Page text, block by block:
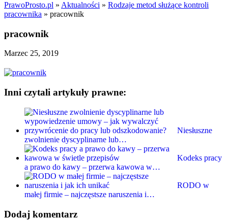
PrawoProsto.pl » Aktualności » Rodzaje metod służące kontroli
pracownika » pracownik
pracownik
Marzec 25, 2019
Inni czytali artykuły prawne:
Niesłuszne
zwolnienie dyscyplinarne lub…
Kodeks pracy
a prawo do kawy – przerwa kawowa w…
RODO w
małej firmie – najczęstsze naruszenia i…
Dodaj komentarz